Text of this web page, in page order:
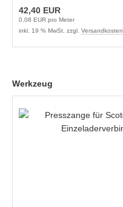
42,40 EUR
0,08 EUR pro Meter
inkl. 19 % MwSt. zzgl. Versandkosten
Werkzeug